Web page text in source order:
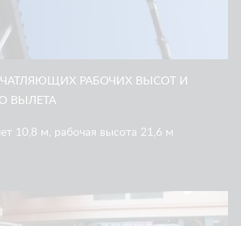
РАБОЧИХ ВЫСОТ И
ВЫЛЕТА
10,8 м, рабочая высота 21,6 м